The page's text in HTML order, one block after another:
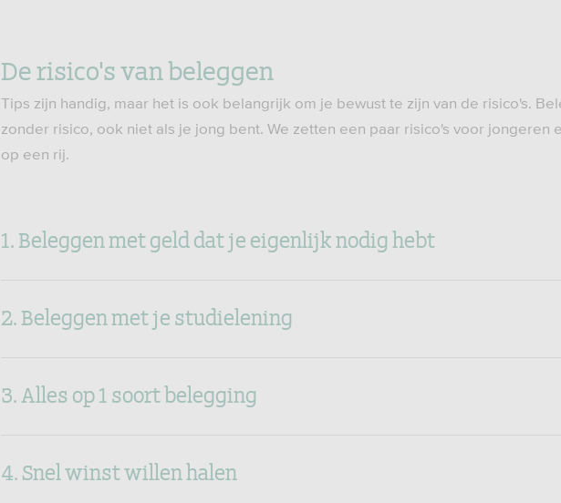
De risico's van beleggen
Tips zijn handig, maar het is ook belangrijk om je bewust te zijn van de risico's.
zonder risico, ook niet als je jong bent. We zetten een paar risico's voor jongeren
op een rij.
1. Beleggen met geld dat je eigenlijk nodig hebt
2. Beleggen met je studielening
3. Alles op 1 soort belegging
4. Snel winst willen halen